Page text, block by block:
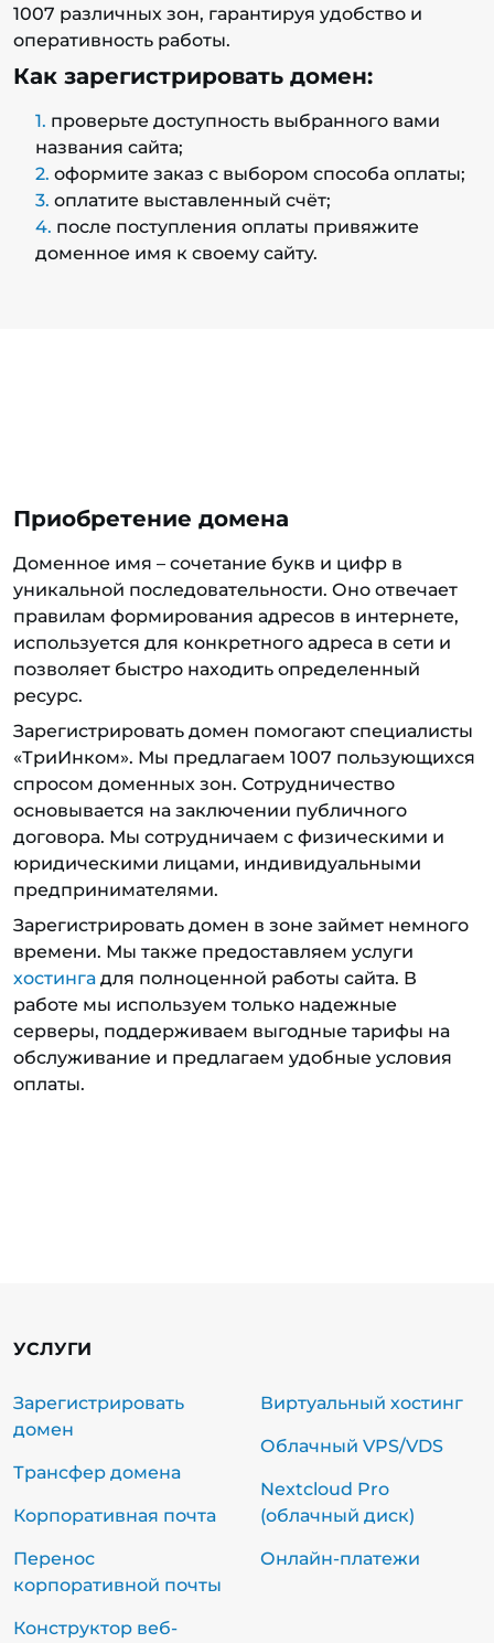
1007 различных зон, гарантируя удобство и
оперативность работы.
Как зарегистрировать домен:
проверьте доступность выбранного вами
названия сайта;
оформите заказ с выбором способа оплаты;
оплатите выставленный счёт;
после поступления оплаты привяжите
доменное имя к своему сайту.
Приобретение домена
Доменное имя – сочетание букв и цифр в
уникальной последовательности. Оно отвечает
правилам формирования адресов в интернете,
используется для конкретного адреса в сети и
позволяет быстро находить определенный
ресурс.
Зарегистрировать домен помогают специалисты
«ТриИнком». Мы предлагаем 1007 пользующихся
спросом доменных зон. Сотрудничество
основывается на заключении публичного
договора. Мы сотрудничаем с физическими и
юридическими лицами, индивидуальными
предпринимателями.
Зарегистрировать домен в зоне займет немного
времени. Мы также предоставляем услуги
хостинга для полноценной работы сайта. В
работе мы используем только надежные
серверы, поддерживаем выгодные тарифы на
обслуживание и предлагаем удобные условия
оплаты.
УСЛУГИ
Зарегистрировать
домен
Трансфер домена
Корпоративная почта
Перенос
корпоративной почты
Конструктор веб-
Виртуальный хостинг
Облачный VPS/VDS
Nextcloud Pro
(облачный диск)
Онлайн-платежи